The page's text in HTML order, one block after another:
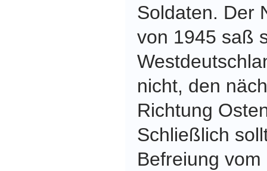
Soldaten. Der
von 1945 saß
nicht, den
Richtung
Schließlich
Befreiung